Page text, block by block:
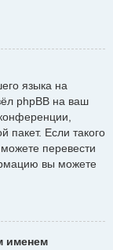
языка на
phpBB на ваш
пакет. Если такого
перевести
вы можете
именем